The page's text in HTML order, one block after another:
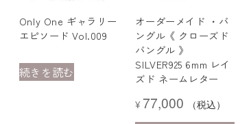
Only One ギャラリー
エピソード Vol.009
続きを読む
オーダーメイド ・バ
ングル《 クローズド
バングル 》
SILVER925 6mm レイ
ズド ネームレター
¥ 77,000 （税込）